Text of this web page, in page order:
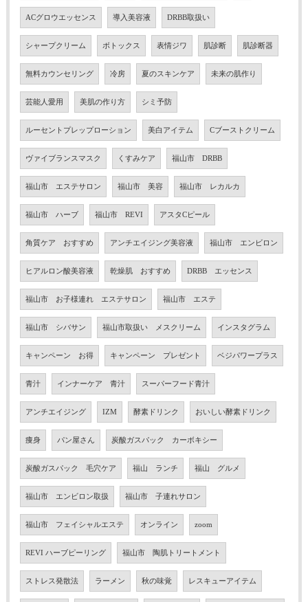
ACグロウエッセンス 導入美容液 DRBB取扱い
シャープクリーム ボトックス 表情ジワ 肌診断 肌診断器
無料カウンセリング 冷房 夏のスキンケア 未来の肌作り
芸能人愛用 美肌の作り方 シミ予防
ルーセントプレップローション 美白アイテム Cブーストクリーム
ヴァイブランスマスク くすみケア 福山市 DRBB
福山市 エステサロン 福山市 美容 福山市 レカルカ
福山市 ハーブ 福山市 REVI アスタCピール
角質ケア おすすめ アンチエイジング美容液 福山市 エンビロン
ヒアルロン酸美容液 乾燥肌 おすすめ DRBB エッセンス
福山市 お子様連れ エステサロン 福山市 エステ
福山市 シバサン 福山市取扱い メスクリーム インスタグラム
キャンペーン お得 キャンペーン プレゼント ベジパワープラス
青汁 インナーケア 青汁 スーパーフード青汁
アンチエイジング IZM 酵素ドリンク おいしい酵素ドリンク
痩身 パン屋さん 炭酸ガスパック カーボキシー
炭酸ガスパック 毛穴ケア 福山 ランチ 福山 グルメ
福山市 エンビロン取扱 福山市 子連れサロン
福山市 フェイシャルエステ オンライン zoom
REVI ハーブピーリング 福山市 陶肌トリートメント
ストレス発散法 ラーメン 秋の味覚 レスキューアイテム